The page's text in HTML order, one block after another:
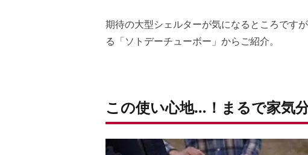
期待の大型シェルターが気になるところです
る「ソトデーチューボー」からご紹介。
この使い心地…！まるで家気